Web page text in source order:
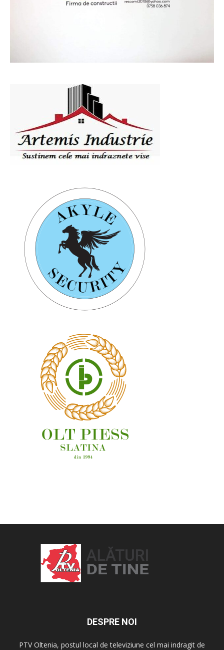
DESPRE NOI
PTV Oltenia, postul local de televiziune cel mai indragit de